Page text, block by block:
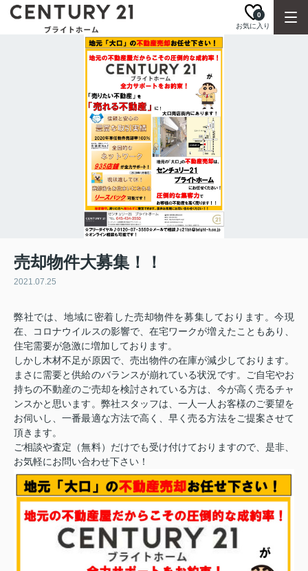
お気に入り
0
売却物件大募集！！
2021.07.25
弊社では、地域に密着した売却物件を募集しております。今現
在、コロナウイルスの影響で、在宅ワークが増えたこともあり、
住宅需要が急激に増加しております。
しかし木材不足が原因で、売出物件の在庫が減少しております。
まさに需要と供給のバランスが崩れている状況です。ご自宅やお
持ちの不動産のご売却を検討されている方は、今が高く売るチャ
ンスかと思います。弊社スタッフは、一人一人お客様のご要望を
お伺いし、一番最適な方法で高く、早く売る方法をご提案させて
頂きます。
ご相談や査定（無料）だけでも受け付けておりますので、是非、
お気軽にお問い合わせ下さい！